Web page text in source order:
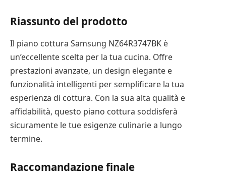
Riassunto del prodotto
Il piano cottura Samsung NZ64R3747BK è
un’eccellente scelta per la tua cucina. Offre
prestazioni avanzate, un design elegante e
funzionalità intelligenti per semplificare la tua
esperienza di cottura. Con la sua alta qualità e
affidabilità, questo piano cottura soddisferà
sicuramente le tue esigenze culinarie a lungo
termine.
Raccomandazione finale